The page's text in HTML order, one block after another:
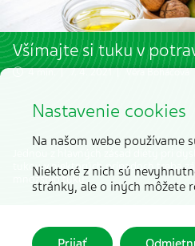
Všímajte si tuku v
4 min. | 7. 4. 2021 |Věra Boháčová
tukov, v niektorých prípadoch treba
množstvo tuku.
Nastavenie cookies
Na našom webe používame
Niektoré z nich sú
stránky, ale o iných môžete